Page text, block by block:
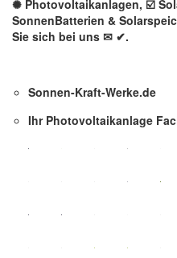
✺ Photovoltaikanlagen, ☑️
SonnenBatterien &
Sie sich bei uns ✉ ✔.
Sonnen-Kraft-Werke.de
Ihr Photovoltaikanlage